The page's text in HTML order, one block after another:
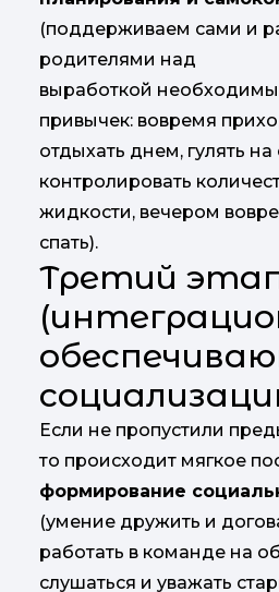
(поддерживаем сами и
родителями над
выработкой
привычек: вовремя
отдыхать днем, гулять
контролировать
жидкости, вечером
спать).
Третий
Если не пропустили
то происходит мягкое
формирование
(умение дружить и
работать в команде на
слушаться и уважать